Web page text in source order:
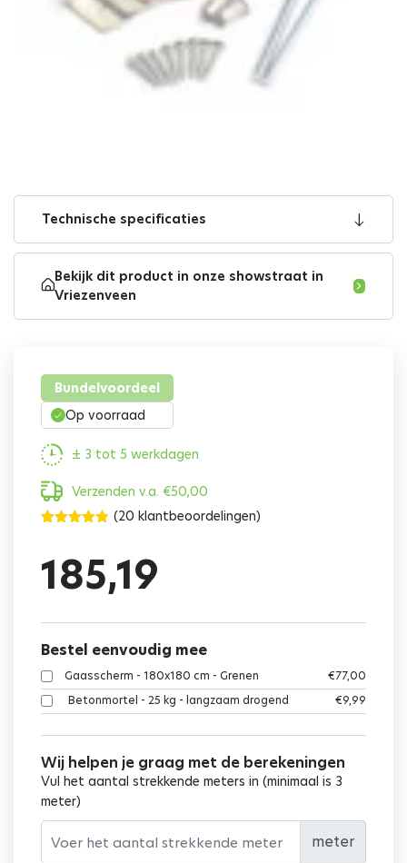
Technische specificaties
Bekijk dit product in onze showstraat in
Vriezenveen
Bundelvoordeel
Op voorraad
± 3 tot 5 werkdagen
Verzenden v.a. €50,00
gebaseerd
op
klant
waarderingen
(20 klantbeoordelingen)
185,19
Bestel eenvoudig mee
Gaasscherm - 180x180 cm - Grenen €77,00
Betonmortel - 25 kg - langzaam drogend
€9,99
Wij helpen je graag met de berekeningen
Vul het aantal strekkende meters in (minimaal is 3
meter)
meter